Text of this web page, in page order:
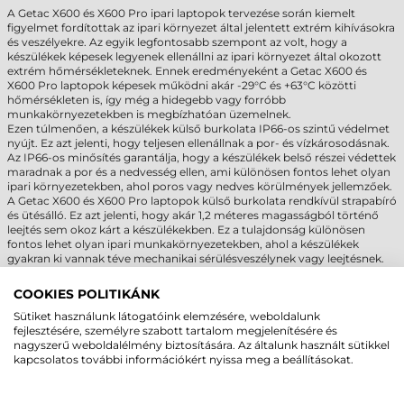
A Getac X600 és X600 Pro ipari laptopok tervezése során kiemelt
figyelmet fordítottak az ipari környezet által jelentett extrém kihívásokra
és veszélyekre. Az egyik legfontosabb szempont az volt, hogy a
készülékek képesek legyenek ellenállni az ipari környezet által okozott
extrém hőmérsékleteknek. Ennek eredményeként a Getac X600 és
X600 Pro laptopok képesek működni akár -29°C és +63°C közötti
hőmérsékleten is, így még a hidegebb vagy forróbb
munkakörnyezetekben is megbízhatóan üzemelnek.
Ezen túlmenően, a készülékek külső burkolata IP66-os szintű védelmet
nyújt. Ez azt jelenti, hogy teljesen ellenállnak a por- és vízkárosodásnak.
Az IP66-os minősítés garantálja, hogy a készülékek belső részei védettek
maradnak a por és a nedvesség ellen, ami különösen fontos lehet olyan
ipari környezetekben, ahol poros vagy nedves körülmények jellemzőek.
A Getac X600 és X600 Pro laptopok külső burkolata rendkívül strapabíró
és ütésálló. Ez azt jelenti, hogy akár 1,2 méteres magasságból történő
leejtés sem okoz kárt a készülékekben. Ez a tulajdonság különösen
fontos lehet olyan ipari munkakörnyezetekben, ahol a készülékek
gyakran ki vannak téve mechanikai sérülésveszélynek vagy leejtésnek.
SOKOLDALÚ CSATLAKOZÁSI
LEHETŐSÉGEK ÉS HOSSZÚ ÜZEMIDŐ
A Getac X600 és X600 Pro ipari laptopok sokoldalú
interfészlehetőségekkel rendelkeznek, amelyek lehetővé teszik a
COOKIES POLITIKÁNK
Sütiket használunk látogatóink elemzésére, weboldalunk
fejlesztésére, személyre szabott tartalom megjelenítésére és
nagyszerű weboldalélmény biztosítására. Az általunk használt sütikkel
kapcsolatos további információkért nyissa meg a beállításokat.